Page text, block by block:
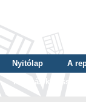
Nyitólap A
Tallózás kulcsszó